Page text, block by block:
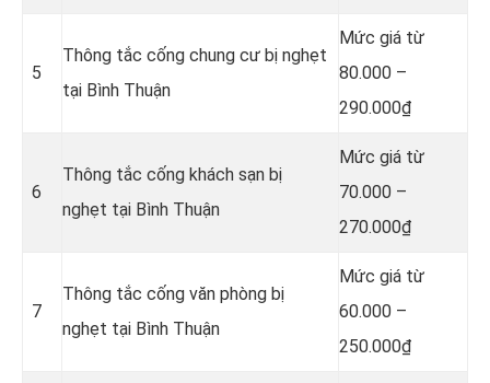
5
Thông tắc cống chung cư bị nghẹt
tại Bình Thuận
Mức giá từ
80.000 –
290.000₫
6
Thông tắc cống khách sạn bị
nghẹt tại Bình Thuận
Mức giá từ
70.000 –
270.000₫
7
Thông tắc cống văn phòng bị
nghẹt tại Bình Thuận
Mức giá từ
60.000 –
250.000₫